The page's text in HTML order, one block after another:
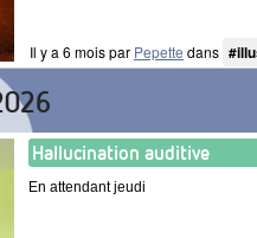
Il y a 6 mois par Pepette dans
Hallucination auditive
En attendant jeudi